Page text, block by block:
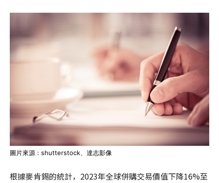
圖片來源 : shutterstock、達志影像
根據麥肯錫的統計，2023年全球併購交易價值下降16%至